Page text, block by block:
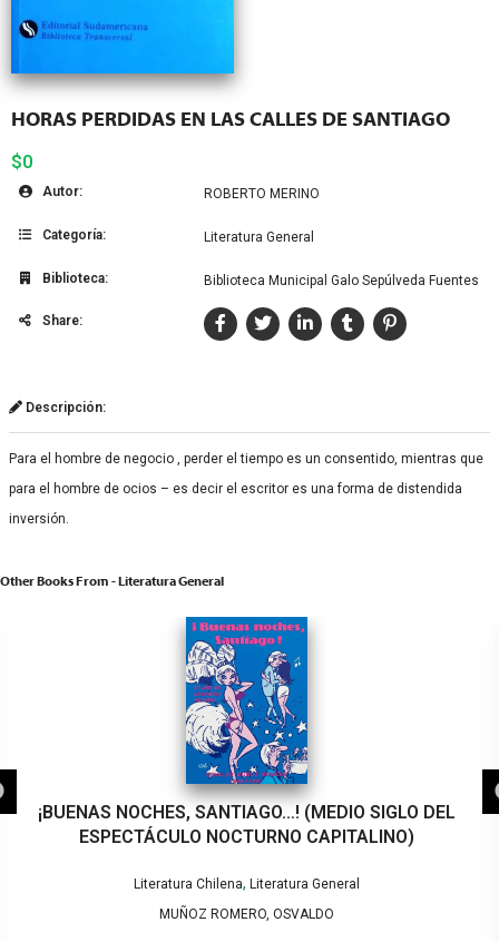
HORAS PERDIDAS EN LAS CALLES DE SANTIAGO
$0
Autor: ROBERTO MERINO
Categoría: Literatura General
Biblioteca: Biblioteca Municipal Galo Sepúlveda Fuentes
Share:
Descripción:
Para el hombre de negocio , perder el tiempo es un consentido, mientras que
para el hombre de ocios – es decir el escritor es una forma de distendida
inversión.
Other Books From - Literatura General
SIGLO DEL
(MAL) EDUCADAS
FREIJO, MARÍA FLORENCIA